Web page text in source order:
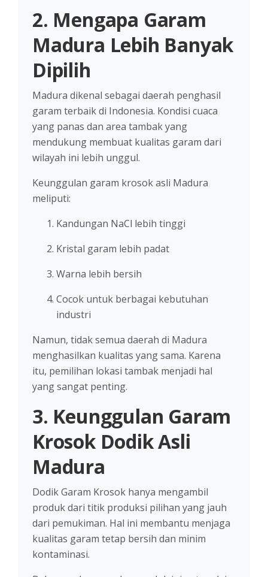
2. Mengapa Garam
Madura Lebih Banyak
Dipilih
Madura dikenal sebagai daerah penghasil
garam terbaik di Indonesia. Kondisi cuaca
yang panas dan area tambak yang
mendukung membuat kualitas garam dari
wilayah ini lebih unggul.
Keunggulan garam krosok asli Madura
meliputi:
Kandungan NaCl lebih tinggi
Kristal garam lebih padat
Warna lebih bersih
Cocok untuk berbagai kebutuhan
industri
Namun, tidak semua daerah di Madura
menghasilkan kualitas yang sama. Karena
itu, pemilihan lokasi tambak menjadi hal
yang sangat penting.
3. Keunggulan Garam
Krosok Dodik Asli
Madura
Dodik Garam Krosok hanya mengambil
produk dari titik produksi pilihan yang jauh
dari pemukiman. Hal ini membantu menjaga
kualitas garam tetap bersih dan minim
kontaminasi.